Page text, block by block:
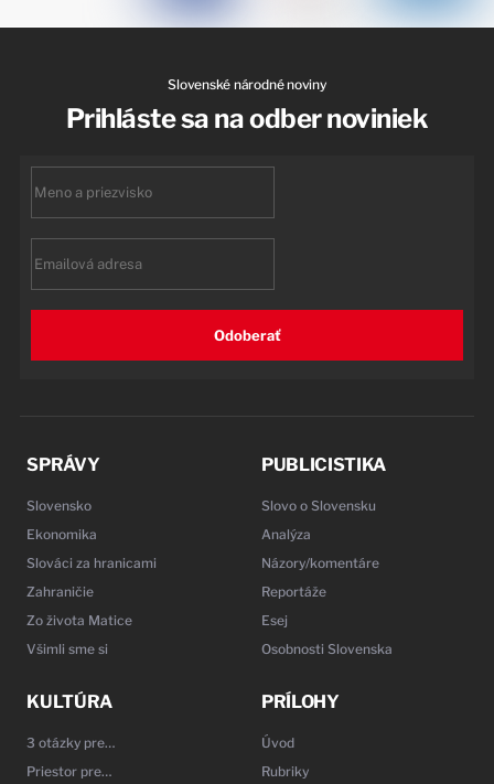
Slovenské národné noviny
Prihláste sa na odber noviniek
Odoberať
SPRÁVY
Slovensko
Ekonomika
Slováci za hranicami
Zahraničie
Zo života Matice
Všimli sme si
PUBLICISTIKA
Slovo o Slovensku
Analýza
Názory/komentáre
Reportáže
Esej
Osobnosti Slovenska
KULTÚRA
3 otázky pre…
Priestor pre…
PRÍLOHY
Úvod
Rubriky